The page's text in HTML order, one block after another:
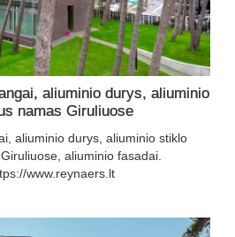
aliuminio durys, aliuminio
namas Giruliuose
aliuminio durys, aliuminio stiklo
aliuminio fasadai.
www.reynaers.lt